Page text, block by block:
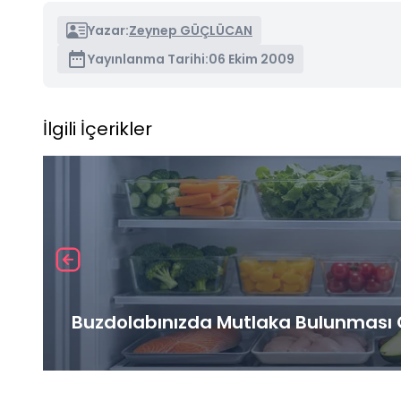
Yazar:Zeynep GÜÇLÜCAN
Yayınlanma Tarihi:06 Ekim 2009
İlgili İçerikler
Buzdolabınızda Mutlaka Bulunması